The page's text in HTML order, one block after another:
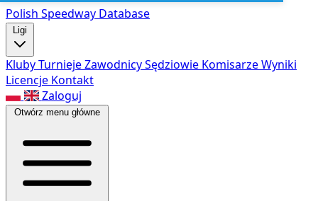
Polish Speedway Database
Ligi
KlubyTurniejeZawodnicySędziowie KomisarzeWyniki
Licencje Kontakt
Zaloguj
Otwórz menu główne